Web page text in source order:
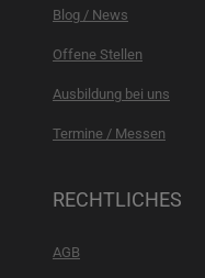
Blog / News
Offene Stellen
Ausbildung bei uns
Termine / Messen
RECHTLICHES
AGB